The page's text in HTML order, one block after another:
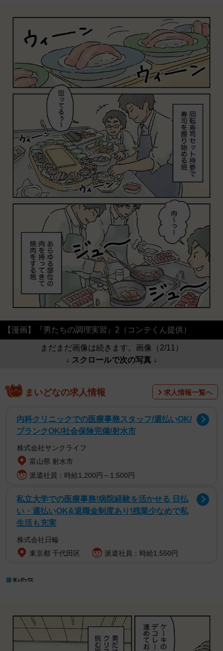
【漫画】『男たちの調理実習』2（コンテくん提供）
まだまだ画像は続きます。画像（2/11）
↓ スクロールで次の写真 ↓
まいどなの求人情報 求人情報一覧へ
内科クリニックでの医療事務スタッフ/週払いOK/
ブランクOK/社会保険完備/射水市
株式会社サンクライフ
富山県 射水市
派遣社員：時給1,200円～1,500円
私立大学での医療事務!病院経験を活かせる 日払
い・週払いOK&退職金制度あり!残業少なめで私
生活も充実
株式会社日輪
東京都 千代田区
派遣社員：時給1,550円